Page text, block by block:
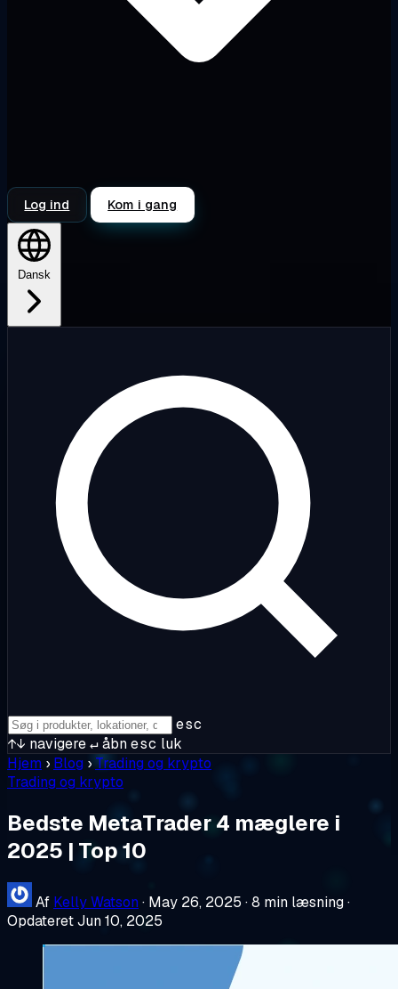
Log ind Kom i gang
Dansk
esc
↑↓ navigere↵åbnesc luk
Hjem › Blog › Trading og krypto
Trading og krypto
Bedste MetaTrader 4 mæglere i
2025 | Top 10
Af Kelly Watson · May 26, 2025 ·8 min læsning·
Opdateret Jun 10, 2025